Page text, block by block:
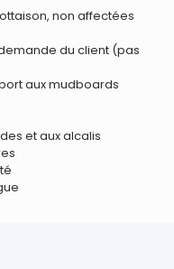
non affectées
du client (pas
aux mudboards
et aux alcalis